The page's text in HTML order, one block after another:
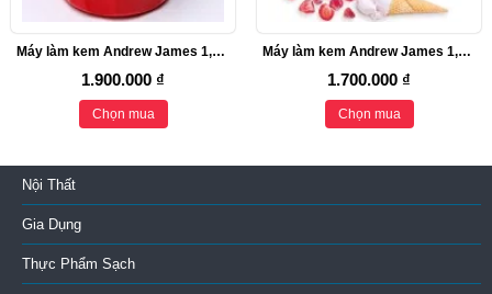
Máy làm kem Andrew James 1,45L
1.900.000 ₫
Chọn mua
Máy làm kem Andrew James 1,45L, Trắng
1.700.000 ₫
Chọn mua
Nội Thất
Gia Dụng
Thực Phẩm Sạch